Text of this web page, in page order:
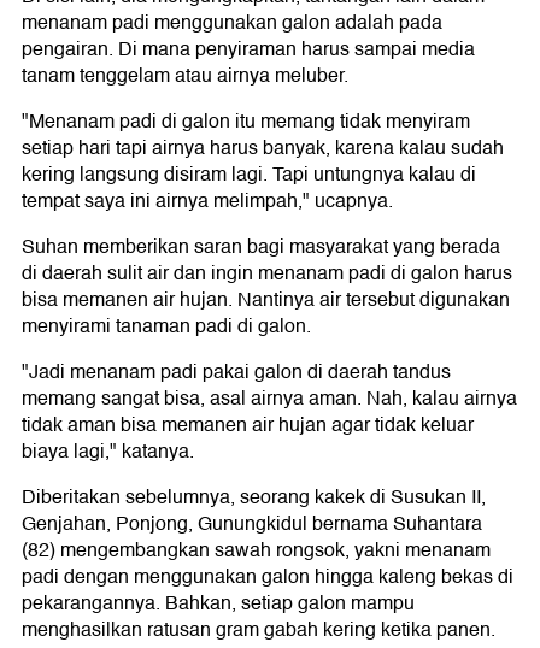
menanam padi menggunakan galon adalah pada
pengairan. Di mana penyiraman harus sampai media
tanam tenggelam atau airnya meluber.
"Menanam padi di galon itu memang tidak menyiram
setiap hari tapi airnya harus banyak, karena kalau sudah
kering langsung disiram lagi. Tapi untungnya kalau di
tempat saya ini airnya melimpah," ucapnya.
Suhan memberikan saran bagi masyarakat yang berada
di daerah sulit air dan ingin menanam padi di galon harus
bisa memanen air hujan. Nantinya air tersebut digunakan
menyirami tanaman padi di galon.
"Jadi menanam padi pakai galon di daerah tandus
memang sangat bisa, asal airnya aman. Nah, kalau airnya
tidak aman bisa memanen air hujan agar tidak keluar
biaya lagi," katanya.
Diberitakan sebelumnya, seorang kakek di Susukan II,
Genjahan, Ponjong, Gunungkidul bernama Suhantara
(82) mengembangkan sawah rongsok, yakni menanam
padi dengan menggunakan galon hingga kaleng bekas di
pekarangannya. Bahkan, setiap galon mampu
menghasilkan ratusan gram gabah kering ketika panen.